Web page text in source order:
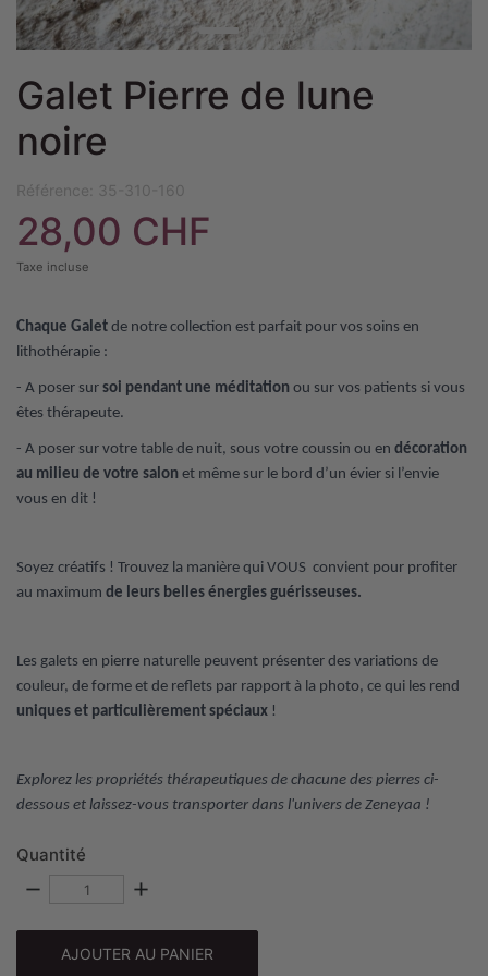
Galet Pierre de lune
noire
Référence: 35-310-160
28,00 CHF
Taxe incluse
Chaque Galet de notre collection est parfait pour vos soins en
lithothérapie :
- A poser sur soi pendant une méditation ou sur vos patients si vous
êtes thérapeute.
- A poser sur votre table de nuit, sous votre coussin ou en décoration
au milieu de votre salon et même sur le bord d’un évier si l’envie
vous en dit !
Soyez créatifs ! Trouvez la manière qui VOUS convient pour profiter
au maximum de leurs belles énergies guérisseuses.
Les galets en pierre naturelle peuvent présenter des variations de
couleur, de forme et de reflets par rapport à la photo, ce qui les rend
uniques et particulièrement spéciaux !
Explorez les propriétés thérapeutiques de chacune des pierres ci-
dessous et laissez-vous transporter dans l'univers de Zeneyaa !
Quantité
remove add
AJOUTER AU PANIER